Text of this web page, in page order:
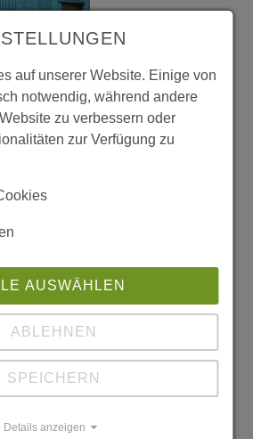
auf unserer Website. Einige von
notwendig, während andere
zu verbessern oder
zur Verfügung zu
AUSWÄHLEN
ABLEHNEN
SPEICHERN
Details anzeigen